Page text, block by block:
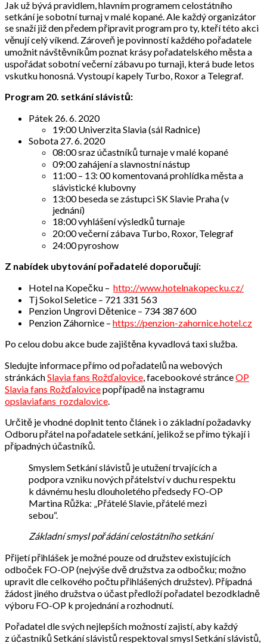
Jak už bývá pravidlem, hlavním programem celostátního
setkání je sobotní turnaj v malé kopané. Ale každý organizátor
se snaží již den předem připravit program pro ty, kteří této akci
věnují celý víkend. Zároveň je povinností každého pořadatele
umožnit návštěvníkům poznat krásy pořadatelského města a
uspořádat sobotní večerní zábavu po turnaji, která bude letos
vskutku honosná. Vystoupí kapely Turbo, Roxor a Telegraf.
Program 20. setkání slávistů:
Pátek 26. 6. 2020
19:00 Univerzita Slavia (sál Radnice)
Sobota 27. 6. 2020
08:00 sraz účastníků turnaje v malé kopané
09:00 zahájení a slavnostní nástup
11:00 – 13: 00 komentovaná prohlídka města a
slávistické klubovny
13:00 beseda se zástupci SK Slavie Praha (v
jednání)
18:00 vyhlášení výsledků turnaje
20:00 večerní zábava Turbo, Roxor, Telegraf
24:00 pyroshow
Z nabídek ubytování pořadatelé doporučují:
Hotel na Kopečku – http://www.hotelnakopecku.cz/
Tj Sokol Seletice – 721 331 563
Penzion Ungrovi Dětenice – 734 387 600
Penzion Záhornice – https://penzion-zahornice.hotel.cz
Po celou dobu akce bude zajištěna kyvadlová taxi služba.
Sledujte informace přímo od pořadatelů na webových
stránkáchSlavia fans Rožďalovice , facebookové stránceOP
Slavia fans Rožďalovicepopřípadě na instagramu
opslaviafans_rozdalovice
Určitě je vhodné doplnit tento článek i o základní požadavky
Odboru přátel na pořadatele setkání, jelikož se přímo týkají i
případných účastníků.
Smyslem Setkání slávistů je utužení trvajících a
podpora vzniku nových přátelství v duchu respektu
k dávnému heslu dlouholetého předsedy FO-OP
Martina Růžka: „Přátelé Slavie, přátelé mezi
sebou“.
Základní smysl pořádání celostátního setkání
Přijetí přihlášek je možné pouze od družstev existujících
odboček FO-OP (nejvýše dvě družstva za odbočku; možno
upravit dle celkového počtu přihlášených družstev). Případná
žádost jiného družstva o účast předloží pořadatel bezodkladně
výboru FO-OP k projednání a rozhodnutí.
Pořadatel dle svých nejlepších možností zajistí, aby každý
z účastníků Setkání slávistů respektoval smysl Setkání slávistů,